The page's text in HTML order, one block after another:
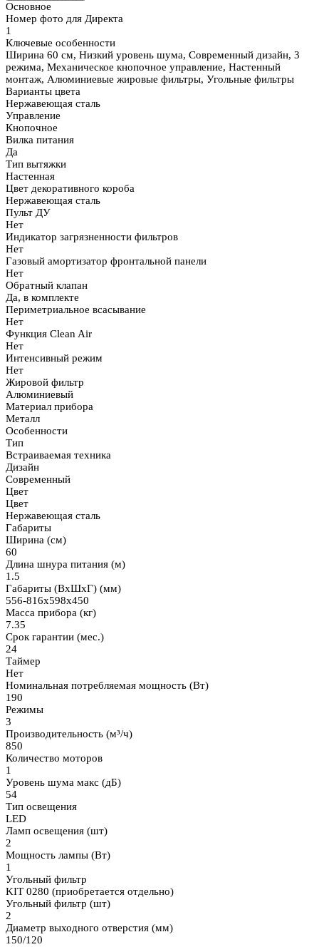
Основное
Номер фото для Директа
1
Ключевые особенности
Ширина 60 см, Низкий уровень шума, Современный дизайн, 3
режима, Механическое кнопочное управление, Настенный
монтаж, Алюминиевые жировые фильтры, Угольные фильтры
Варианты цвета
Нержавеющая сталь
Управление
Кнопочное
Вилка питания
Да
Тип вытяжки
Настенная
Цвет декоративного короба
Нержавеющая сталь
Пульт ДУ
Нет
Индикатор загрязненности фильтров
Нет
Газовый амортизатор фронтальной панели
Нет
Обратный клапан
Да, в комплекте
Периметриальное всасывание
Нет
Функция Clean Air
Нет
Интенсивный режим
Нет
Жировой фильтр
Алюминиевый
Материал прибора
Металл
Особенности
Тип
Встраиваемая техника
Дизайн
Современный
Цвет
Цвет
Нержавеющая сталь
Габариты
Ширина (см)
60
Длина шнура питания (м)
1.5
Габариты (ВхШхГ) (мм)
556-816x598x450
Масса прибора (кг)
7.35
Срок гарантии (мес.)
24
Таймер
Нет
Номинальная потребляемая мощность (Вт)
190
Режимы
3
Производительность (м³/ч)
850
Количество моторов
1
Уровень шума макс (дБ)
54
Тип освещения
LED
Ламп освещения (шт)
2
Мощность лампы (Вт)
1
Угольный фильтр
KIT 0280 (приобретается отдельно)
Угольный фильтр (шт)
2
Диаметр выходного отверстия (мм)
150/120